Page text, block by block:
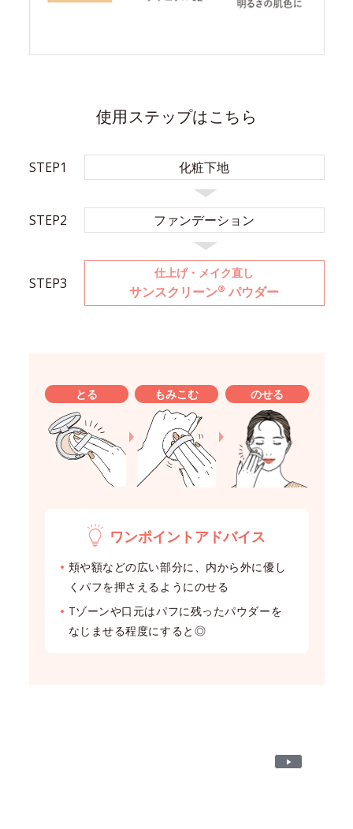
使用ステップはこちら
STEP1 化粧下地
STEP2 ファンデーション
STEP3
仕上げ・メイク直し
サンスクリーン® パウダー
とる もみこむ のせる
ワンポイントアドバイス
頬や額などの広い部分に、内から外に優し
くパフを押さえるようにのせる
Tゾーンや口元はパフに残ったパウダーを
なじませる程度にすると◎
P